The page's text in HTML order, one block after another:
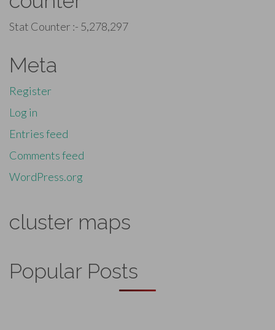
Stat Counter :- 5,278,297
Meta
Register
Log in
Entries feed
Comments feed
WordPress.org
cluster maps
Popular Posts